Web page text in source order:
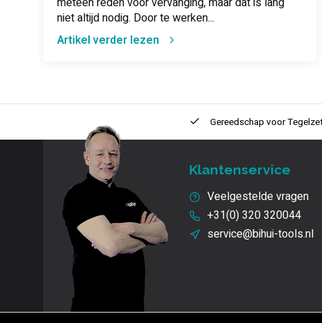
niet altijd nodig. Door te werken...
Artikel verder lezen
Innovatie Gereedschap voor
Klantenservice
Veelgestelde vragen
+31(0) 320 320044
service@bihui-tools.nl